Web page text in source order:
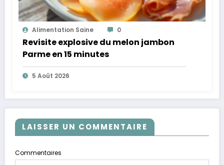
Alimentation Saine 0
Revisite explosive du melon jambon
Parme en 15 minutes
5 Août 2026
LAISSER UN COMMENTAIRE
Commentaires